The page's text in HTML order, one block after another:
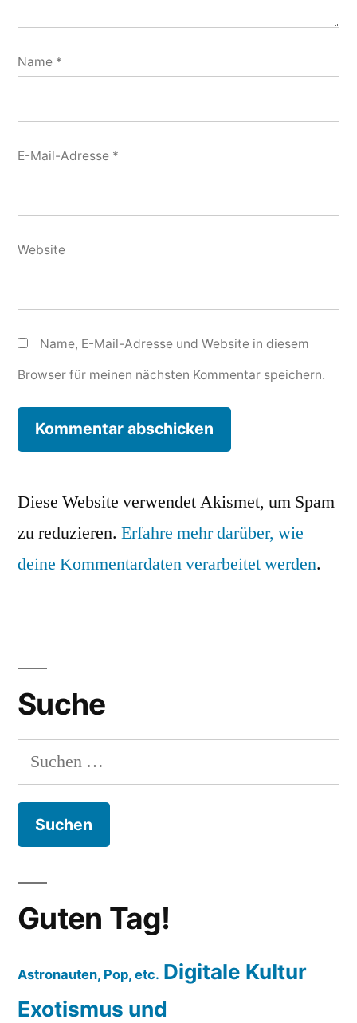
Name *
E-Mail-Adresse *
Website
Name, E-Mail-Adresse und Website in diesem
Browser für meinen nächsten Kommentar speichern.
Diese Website verwendet Akismet, um Spam
zu reduzieren. Erfahre mehr darüber, wie
deine Kommentardaten verarbeitet werden.
Suche
Suchen
nach:
Guten Tag!
Astronauten, Pop, etc. Digitale Kultur
Exotismus und